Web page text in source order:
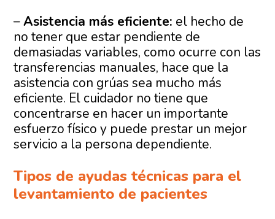
–Asistencia más eficiente: el hecho de
no tener que estar pendiente de
demasiadas variables, como ocurre con las
transferencias manuales, hace que la
asistencia con grúas sea mucho más
eficiente. El cuidador no tiene que
concentrarse en hacer un importante
esfuerzo físico y puede prestar un mejor
servicio a la persona dependiente.
Tipos de ayudas técnicas para el
levantamiento de pacientes